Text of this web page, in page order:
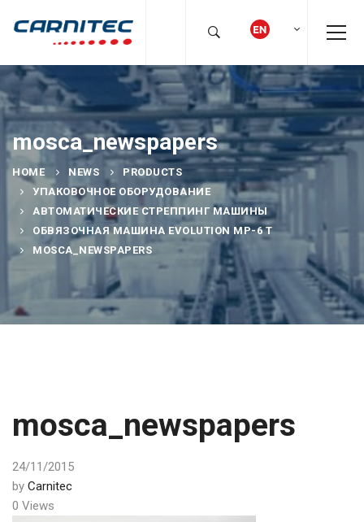
mosca_newspapers
HOME NEWS
PRODUCTS
УПАКОВОЧНОЕ ОБОРУДОВАНИЕ
АВТОМАТИЧЕСКИЕ СТРЕППИНГ МАШИНЫ
ОБВЯЗОЧНАЯ МАШИНА EVOLUTION MP-6 T
MOSCA_NEWSPAPERS
mosca_newspapers
24/11/2015
by Carnitec
0 Views